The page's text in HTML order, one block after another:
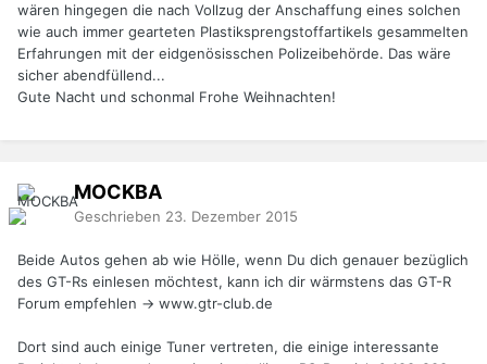
wären hingegen die nach Vollzug der Anschaffung eines solchen
wie auch immer gearteten Plastiksprengstoffartikels gesammelten
Erfahrungen mit der eidgenösisschen Polizeibehörde. Das wäre
sicher abendfüllend...
Gute Nacht und schonmal Frohe Weihnachten!
MOCKBA
Geschrieben 23. Dezember 2015
Beide Autos gehen ab wie Hölle, wenn Du dich genauer bezüglich
des GT-Rs einlesen möchtest, kann ich dir wärmstens das GT-R
Forum empfehlen -> www.gtr-club.de
Dort sind auch einige Tuner vertreten, die einige interessante